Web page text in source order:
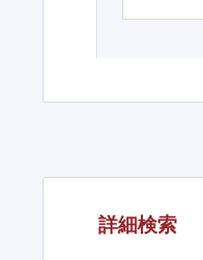
詳細検索